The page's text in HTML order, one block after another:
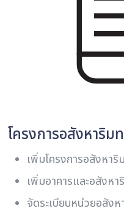
โครงการอสังหาริม
เพิ่มโครงการอสังหา
เพิ่มอาคารและอสังห
จัดระเบียบหน่วยอสัง